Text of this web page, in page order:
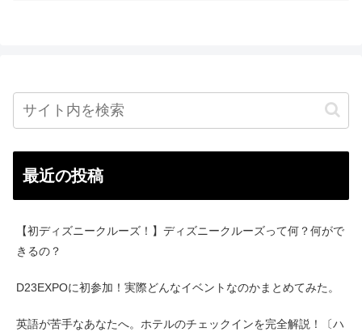
最近の投稿
【初ディズニークルーズ！】ディズニークルーズって何？何がで
きるの？
D23EXPOに初参加！実際どんなイベントなのかまとめてみた。
英語が苦手なあなたへ。ホテルのチェックインを完全解説！〔ハ